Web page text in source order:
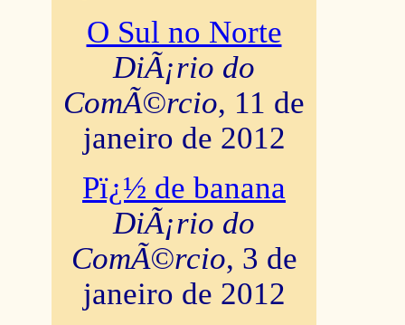
O Sul no Norte
DiÃ¡rio do
ComÃ©rcio, 11 de
janeiro de 2012
Pï¿½ de banana
DiÃ¡rio do
ComÃ©rcio, 3 de
janeiro de 2012